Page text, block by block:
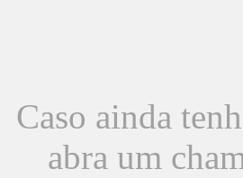
Caso ainda
abra um